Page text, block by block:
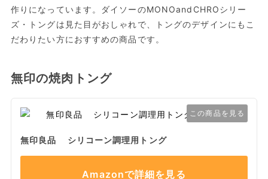
作りになっています。ダイソーのMONOandCHROシリー
ズ・トングは見た目がおしゃれで、トングのデザインにもこ
だわりたい方におすすめの商品です。
無印の焼肉トング
この商品を見る
無印良品 シリコーン調理用トング
Amazonで詳細を見る